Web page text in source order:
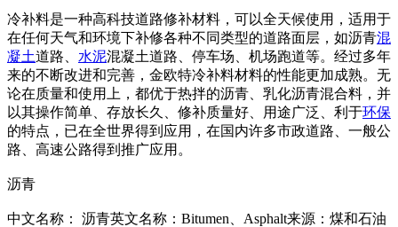
冷补料是一种高科技道路修补材料，可以全天候使用，适用于
在任何天气和环境下补修各种不同类型的道路面层，如沥青混
凝土道路、 水泥混凝土道路、停车场、机场跑道等。经过多年
来的不断改进和完善，金欧特冷补料材料的性能更加成熟。无
论在质量和使用上，都优于热拌的沥青、乳化沥青混合料，并
以其操作简单、存放长久、修补质量好、用途广泛、利于环保
的特点，已在全世界得到应用，在国内许多市政道路、一般公
路、高速公路得到推广应用。
沥青
中文名称： 沥青英文名称：Bitumen、Asphalt来源：煤和石油